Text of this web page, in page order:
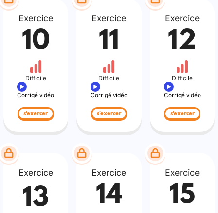
Exercice
10
Difficile
Corrigé vidéo
s'exercer
Exercice
11
Difficile
Corrigé vidéo
s'exercer
Exercice
12
Difficile
Corrigé vidéo
s'exercer
Exercice
13
Exercice
14
Exercice
15